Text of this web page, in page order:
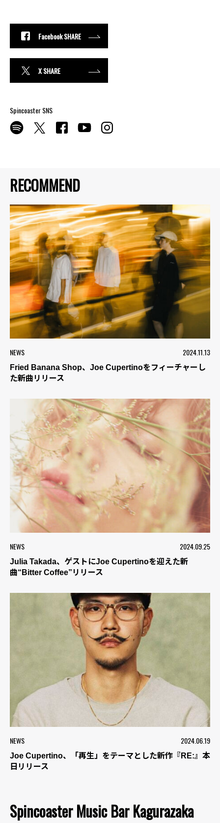
RECOMMEND
NEWS 2024.11.13
Fried Banana Shop、Joe Cupertinoをフィーチャーし
た新曲リリース
NEWS 2024.09.25
Julia Takada、ゲストにJoe Cupertinoを迎えた新
曲“Bitter Coffee”リリース
NEWS 2024.06.19
Joe Cupertino、「再生」をテーマとした新作『RE:』本
日リリース
Spincoaster Music Bar Kagurazaka
Facebook SHARE
X SHARE
Spincoaster SNS